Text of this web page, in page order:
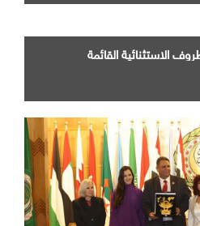
الاستثنائية القائمة